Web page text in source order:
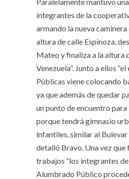
integrantes de la
armando la nueva caminera
altura de calle Espinoza,
Mateo y finaliza a la altura
Venezuela”. Junto a ellos
Públicas viene colocando
ya que además de quedar
un punto de encuentro para
porque tendrá gimnasio
infantiles, similar al Bulevar
detalló Bravo. Una vez que
trabajos “los integrantes
Alumbrado Público